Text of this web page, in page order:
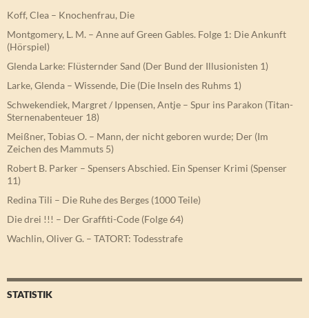
Koff, Clea – Knochenfrau, Die
Montgomery, L. M. – Anne auf Green Gables. Folge 1: Die Ankunft
(Hörspiel)
Glenda Larke: Flüsternder Sand (Der Bund der Illusionisten 1)
Larke, Glenda – Wissende, Die (Die Inseln des Ruhms 1)
Schwekendiek, Margret / Ippensen, Antje – Spur ins Parakon (Titan-
Sternenabenteuer 18)
Meißner, Tobias O. – Mann, der nicht geboren wurde; Der (Im
Zeichen des Mammuts 5)
Robert B. Parker – Spensers Abschied. Ein Spenser Krimi (Spenser
11)
Redina Tili – Die Ruhe des Berges (1000 Teile)
Die drei !!! – Der Graffiti-Code (Folge 64)
Wachlin, Oliver G. – TATORT: Todesstrafe
STATISTIK